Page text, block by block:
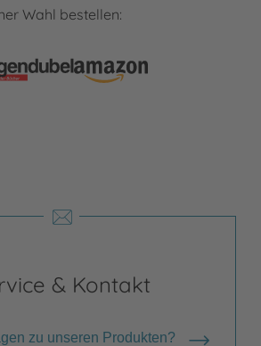
Wahl bestellen:
& Kontakt
zu unseren Produkten?